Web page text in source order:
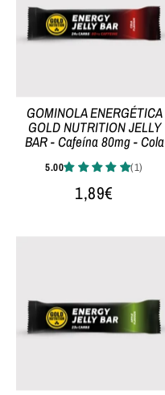
GOMINOLA ENERGÉTICA
GOLD NUTRITION JELLY
BAR - Cafeína 80mg - Cola
1,89€